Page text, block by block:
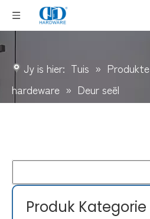
Jy is hier: Tuis » Produkte
hardeware » Deur seël
Produk Kategorie